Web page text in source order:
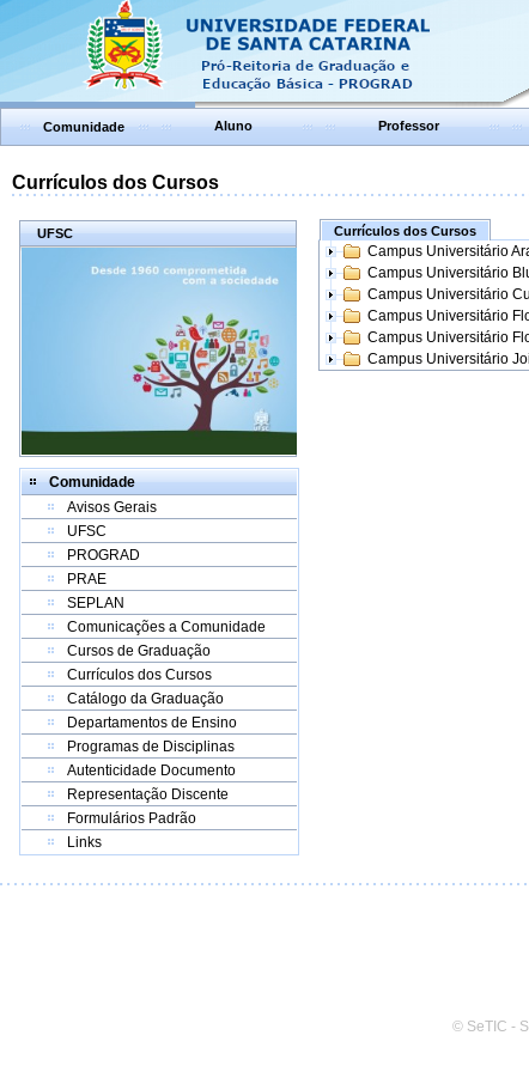
Comunidade Aluno Professor
Currículos dos Cursos
UFSC
Comunidade
Avisos Gerais
UFSC
PROGRAD
PRAE
SEPLAN
Comunicações a Comunidade
Cursos de Graduação
Currículos dos Cursos
Catálogo da Graduação
Departamentos de Ensino
Programas de Disciplinas
Autenticidade Documento
Representação Discente
Formulários Padrão
Links
Currículos dos Cursos
Campus Universitário
Campus Universitário
Campus Universitário
Campus Universitário
Campus Universitário
Campus Universitário
© SeTIC -